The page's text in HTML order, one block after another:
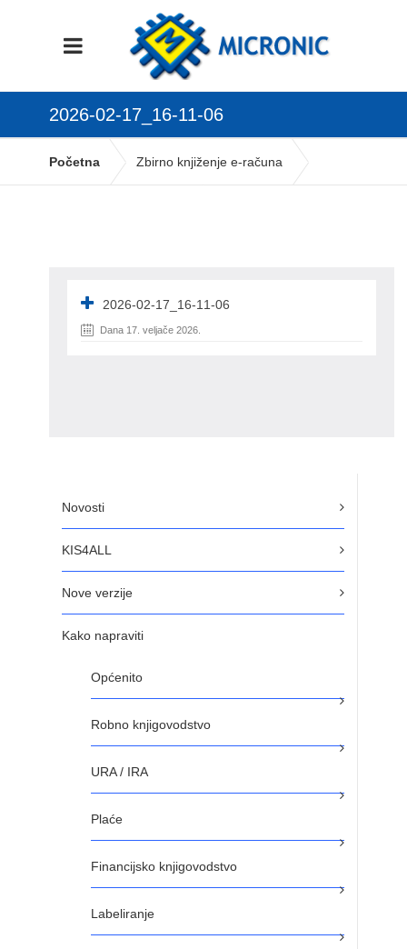
2026-02-17_16-11-06
Početna Zbirno knjiženje e-računa
Novosti
KIS4ALL
Nove verzije
Kako napraviti
Općenito
Robno knjigovodstvo
URA / IRA
Plaće
Financijsko knjigovodstvo
Labeliranje
2026-02-17_16-11-06
Dana 17. veljače 2026.